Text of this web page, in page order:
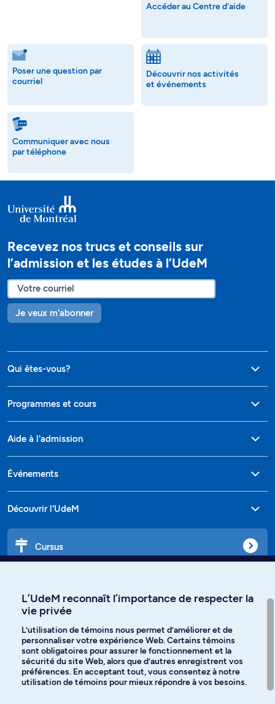
Accéder au Centre d'aide
Poser une question par
courriel
Découvrir nos activités
et événements
Communiquer avec nous
par téléphone
Recevez nos trucs et conseils sur
l’admission et les études à l’UdeM
Je veux m'abonner
Qui êtes-vous?
Programmes et cours
Aide à l'admission
Événements
Découvrir l'UdeM
Cursus
Langues
Facebook Instagram
L’UdeM reconnaît l’importance de respecter la
vie privée
L’utilisation de témoins nous permet d’améliorer et de
personnaliser votre expérience Web. Certains témoins
sont obligatoires pour assurer le fonctionnement et la
sécurité du site Web, alors que d’autres enregistrent vos
préférences. En acceptant tout, vous consentez à notre
utilisation de témoins pour mieux répondre à vos besoins.